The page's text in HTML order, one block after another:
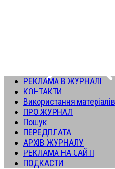
РЕКЛАМА В ЖУРНАЛІ
КОНТАКТИ
Використання матеріалів
ПРО ЖУРНАЛ
Пошук
ПЕРЕДПЛАТА
АРХІВ ЖУРНАЛУ
РЕКЛАМА НА САЙТІ
ПОДКАСТИ